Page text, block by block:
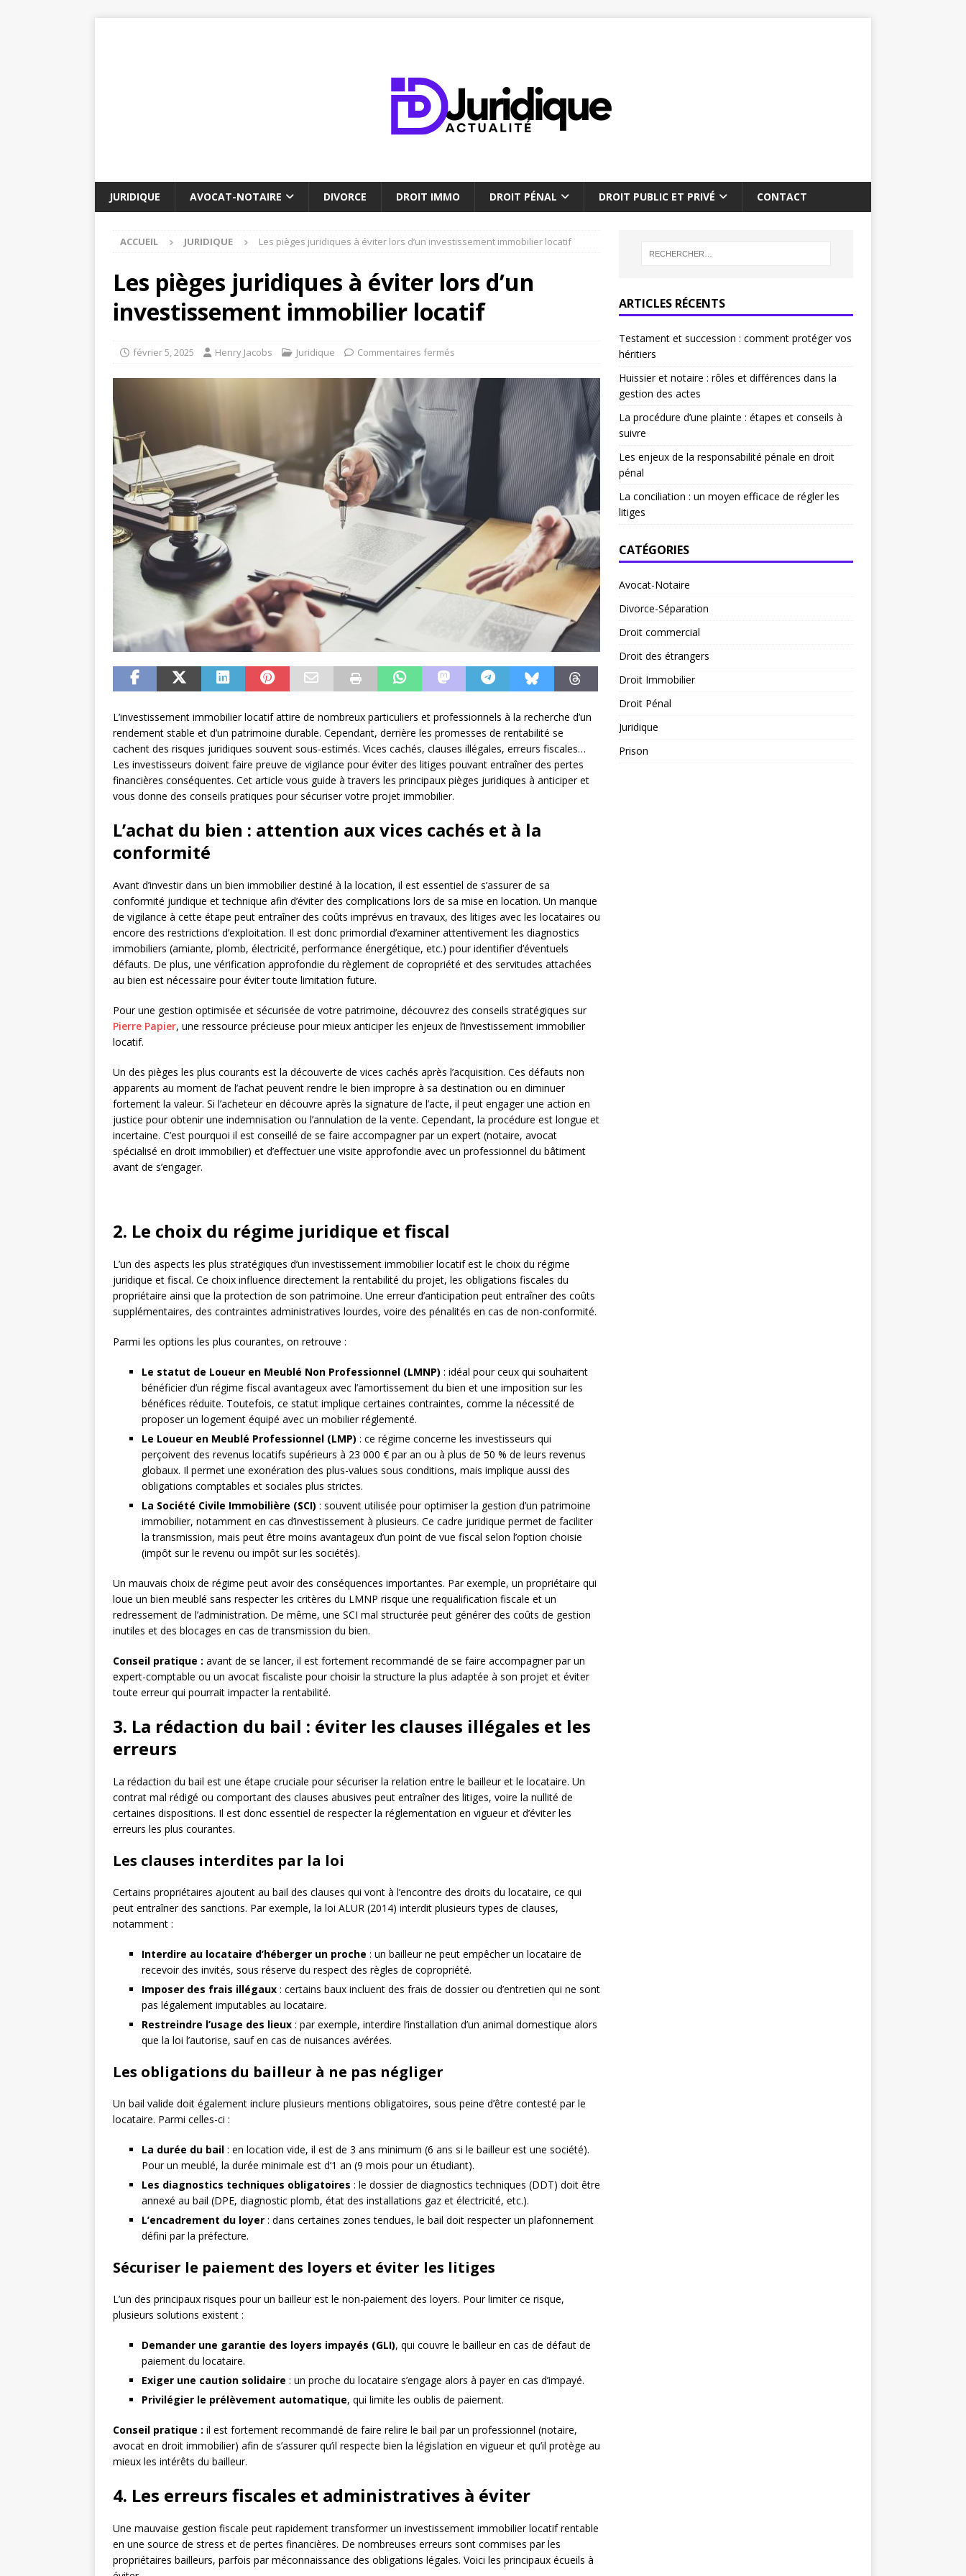
JURIDIQUE AVOCAT-NOTAIRE DIVORCE DROIT IMMO DROIT PÉNAL DROIT PUBLIC ET PRIVÉ CONTACT
ACCUEIL JURIDIQUE Les pièges juridiques à éviter lors d’un investissement immobilier locatif
Les pièges juridiques à éviter lors d’un
investissement immobilier locatif
février 5, 2025 Henry Jacobs Juridique Commentaires fermés
L’investissement immobilier locatif attire de nombreux particuliers et professionnels à la recherche d’un
rendement stable et d’un patrimoine durable. Cependant, derrière les promesses de rentabilité se
cachent des risques juridiques souvent sous-estimés. Vices cachés, clauses illégales, erreurs fiscales…
Les investisseurs doivent faire preuve de vigilance pour éviter des litiges pouvant entraîner des pertes
financières conséquentes. Cet article vous guide à travers les principaux pièges juridiques à anticiper et
vous donne des conseils pratiques pour sécuriser votre projet immobilier.
L’achat du bien : attention aux vices cachés et à la
conformité
Avant d’investir dans un bien immobilier destiné à la location, il est essentiel de s’assurer de sa
conformité juridique et technique afin d’éviter des complications lors de sa mise en location. Un manque
de vigilance à cette étape peut entraîner des coûts imprévus en travaux, des litiges avec les locataires ou
encore des restrictions d’exploitation. Il est donc primordial d’examiner attentivement les diagnostics
immobiliers (amiante, plomb, électricité, performance énergétique, etc.) pour identifier d’éventuels
défauts. De plus, une vérification approfondie du règlement de copropriété et des servitudes attachées
au bien est nécessaire pour éviter toute limitation future.
Pour une gestion optimisée et sécurisée de votre patrimoine, découvrez des conseils stratégiques sur
Pierre Papier, une ressource précieuse pour mieux anticiper les enjeux de l’investissement immobilier
locatif.
Un des pièges les plus courants est la découverte de vices cachés après l’acquisition. Ces défauts non
apparents au moment de l’achat peuvent rendre le bien impropre à sa destination ou en diminuer
fortement la valeur. Si l’acheteur en découvre après la signature de l’acte, il peut engager une action en
justice pour obtenir une indemnisation ou l’annulation de la vente. Cependant, la procédure est longue et
incertaine. C’est pourquoi il est conseillé de se faire accompagner par un expert (notaire, avocat
spécialisé en droit immobilier) et d’effectuer une visite approfondie avec un professionnel du bâtiment
avant de s’engager.
2. Le choix du régime juridique et fiscal
L’un des aspects les plus stratégiques d’un investissement immobilier locatif est le choix du régime
juridique et fiscal. Ce choix influence directement la rentabilité du projet, les obligations fiscales du
propriétaire ainsi que la protection de son patrimoine. Une erreur d’anticipation peut entraîner des coûts
supplémentaires, des contraintes administratives lourdes, voire des pénalités en cas de non-conformité.
Parmi les options les plus courantes, on retrouve :
Le statut de Loueur en Meublé Non Professionnel (LMNP) : idéal pour ceux qui souhaitent
bénéficier d’un régime fiscal avantageux avec l’amortissement du bien et une imposition sur les
bénéfices réduite. Toutefois, ce statut implique certaines contraintes, comme la nécessité de
proposer un logement équipé avec un mobilier réglementé.
Le Loueur en Meublé Professionnel (LMP) : ce régime concerne les investisseurs qui
perçoivent des revenus locatifs supérieurs à 23 000 € par an ou à plus de 50 % de leurs revenus
globaux. Il permet une exonération des plus-values sous conditions, mais implique aussi des
obligations comptables et sociales plus strictes.
La Société Civile Immobilière (SCI) : souvent utilisée pour optimiser la gestion d’un patrimoine
immobilier, notamment en cas d’investissement à plusieurs. Ce cadre juridique permet de faciliter
la transmission, mais peut être moins avantageux d’un point de vue fiscal selon l’option choisie
(impôt sur le revenu ou impôt sur les sociétés).
Un mauvais choix de régime peut avoir des conséquences importantes. Par exemple, un propriétaire qui
loue un bien meublé sans respecter les critères du LMNP risque une requalification fiscale et un
redressement de l’administration. De même, une SCI mal structurée peut générer des coûts de gestion
inutiles et des blocages en cas de transmission du bien.
Conseil pratique : avant de se lancer, il est fortement recommandé de se faire accompagner par un
expert-comptable ou un avocat fiscaliste pour choisir la structure la plus adaptée à son projet et éviter
toute erreur qui pourrait impacter la rentabilité.
3. La rédaction du bail : éviter les clauses illégales et les
erreurs
La rédaction du bail est une étape cruciale pour sécuriser la relation entre le bailleur et le locataire. Un
contrat mal rédigé ou comportant des clauses abusives peut entraîner des litiges, voire la nullité de
certaines dispositions. Il est donc essentiel de respecter la réglementation en vigueur et d’éviter les
erreurs les plus courantes.
Les clauses interdites par la loi
Certains propriétaires ajoutent au bail des clauses qui vont à l’encontre des droits du locataire, ce qui
peut entraîner des sanctions. Par exemple, la loi ALUR (2014) interdit plusieurs types de clauses,
notamment :
Interdire au locataire d’héberger un proche : un bailleur ne peut empêcher un locataire de
recevoir des invités, sous réserve du respect des règles de copropriété.
Imposer des frais illégaux : certains baux incluent des frais de dossier ou d’entretien qui ne sont
pas légalement imputables au locataire.
Restreindre l’usage des lieux : par exemple, interdire l’installation d’un animal domestique alors
que la loi l’autorise, sauf en cas de nuisances avérées.
Les obligations du bailleur à ne pas négliger
Un bail valide doit également inclure plusieurs mentions obligatoires, sous peine d’être contesté par le
locataire. Parmi celles-ci :
La durée du bail : en location vide, il est de 3 ans minimum (6 ans si le bailleur est une société).
Pour un meublé, la durée minimale est d’1 an (9 mois pour un étudiant).
Les diagnostics techniques obligatoires : le dossier de diagnostics techniques (DDT) doit être
annexé au bail (DPE, diagnostic plomb, état des installations gaz et électricité, etc.).
L’encadrement du loyer : dans certaines zones tendues, le bail doit respecter un plafonnement
défini par la préfecture.
Sécuriser le paiement des loyers et éviter les litiges
L’un des principaux risques pour un bailleur est le non-paiement des loyers. Pour limiter ce risque,
plusieurs solutions existent :
Demander une garantie des loyers impayés (GLI), qui couvre le bailleur en cas de défaut de
paiement du locataire.
Exiger une caution solidaire : un proche du locataire s’engage alors à payer en cas d’impayé.
Privilégier le prélèvement automatique, qui limite les oublis de paiement.
Conseil pratique : il est fortement recommandé de faire relire le bail par un professionnel (notaire,
avocat en droit immobilier) afin de s’assurer qu’il respecte bien la législation en vigueur et qu’il protège au
mieux les intérêts du bailleur.
4. Les erreurs fiscales et administratives à éviter
Une mauvaise gestion fiscale peut rapidement transformer un investissement immobilier locatif rentable
en une source de stress et de pertes financières. De nombreuses erreurs sont commises par les
propriétaires bailleurs, parfois par méconnaissance des obligations légales. Voici les principaux écueils à
ARTICLES RÉCENTS
Testament et succession : comment protéger vos
héritiers
Huissier et notaire : rôles et différences dans la
gestion des actes
La procédure d’une plainte : étapes et conseils à
suivre
Les enjeux de la responsabilité pénale en droit
pénal
La conciliation : un moyen efficace de régler les
litiges
CATÉGORIES
Avocat-Notaire
Divorce-Séparation
Droit commercial
Droit des étrangers
Droit Immobilier
Droit Pénal
Juridique
Prison